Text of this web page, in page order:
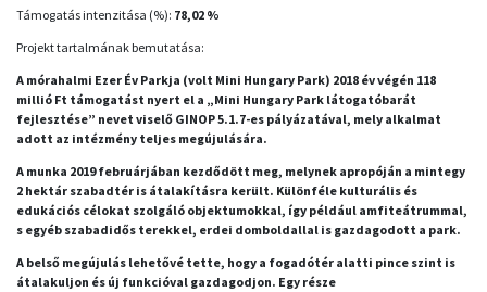
Támogatás intenzitása (%): 78,02 %
Projekt tartalmának bemutatása:
A mórahalmi Ezer Év Parkja (volt Mini Hungary Park) 2018 év végén 118
millió Ft támogatást nyert el a „Mini Hungary Park látogatóbarát
fejlesztése” nevet viselő GINOP 5.1.7-es pályázatával, mely alkalmat
adott az intézmény teljes megújulására.
A munka 2019 februárjában kezdődött meg, melynek apropóján a mintegy
2 hektár szabadtér is átalakításra került. Különféle kulturális és
edukációs célokat szolgáló objektumokkal, így például amfiteátrummal,
s egyéb szabadidős terekkel, erdei domboldallal is gazdagodott a park.
A belső megújulás lehetővé tette, hogy a fogadótér alatti pince szint is
átalakuljon és új funkcióval gazdagodjon. Egy része